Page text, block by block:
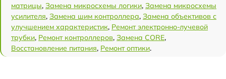
матрицы, Замена микросхемы логики, Замена микросхемы
усилителя, Замена шим контроллера, Замена объективов с
улучшением характеристик, Ремонт электронно-лучевой
трубки, Ремонт контроллеров, Замена CORE,
Восстановление питания, Ремонт оптики.